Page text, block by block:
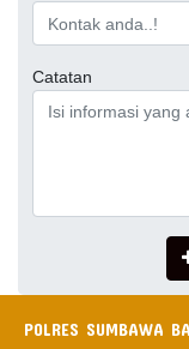
Catatan
POLRES SUMBAWA